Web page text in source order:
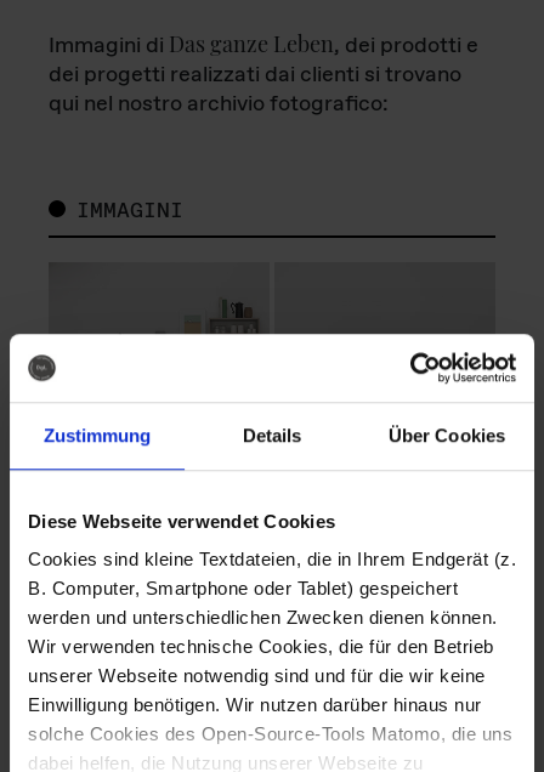
Zustimmung Details Über Cookies
Diese Webseite verwendet Cookies
Cookies sind kleine Textdateien, die in Ihrem Endgerät (z.
B. Computer, Smartphone oder Tablet) gespeichert
werden und unterschiedlichen Zwecken dienen können.
Wir verwenden technische Cookies, die für den Betrieb
unserer Webseite notwendig sind und für die wir keine
Einwilligung benötigen. Wir nutzen darüber hinaus nur
solche Cookies des Open-Source-Tools Matomo, die uns
dabei helfen, die Nutzung unserer Webseite zu
Immagini di Das ganze Leben, dei prodotti e
dei progetti realizzati dai clienti si trovano
qui nel nostro archivio fotografico:
IMMAGINI
Fotografo: Lorenz
Sternbach
Download
Fotografo: Lorenz
Sternbach
Download